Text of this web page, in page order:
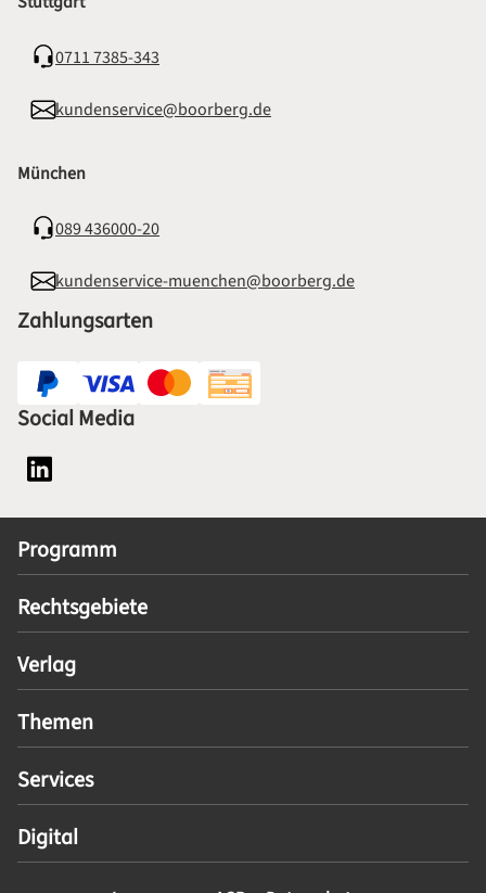
0711 7385-343
kundenservice@boorberg.de
München
089 436000-20
kundenservice-muenchen@boorberg.de
Zahlungsarten
Social Media
Social Media Plattform LinkedIn
Programm
Rechtsgebiete
Verlag
Themen
Services
Digital